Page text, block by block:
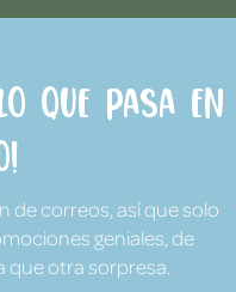
que pasa en
de correos, así que solo
geniales, de
otra sorpresa.